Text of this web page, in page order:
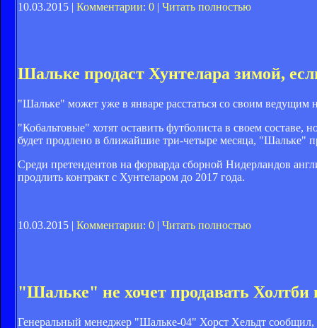
10.03.2015 | Комментарии: 0 | Читать полностью
Шальке продаст Хунтелара зимой,
"Шальке" может уже в январе расстаться со своим
"Кобальтовые" хотят оставить футболиста в своем составе,
будет продлено в ближайшие три-четыре месяца, "Шальке"
Среди претендентов на форварда сборной Нидерландов
продлить контракт с Хунтеларом до 2017 года.
10.03.2015 | Комментарии: 0 | Читать полностью
"Шальке" не хочет продавать
Генеральный менеджер "Шальке-04" Хорст Хельдт сообщил,